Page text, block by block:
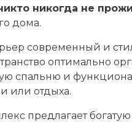
никогда не
дома.
современный и
оптимально
спальню и
или отдыха.
предлагает